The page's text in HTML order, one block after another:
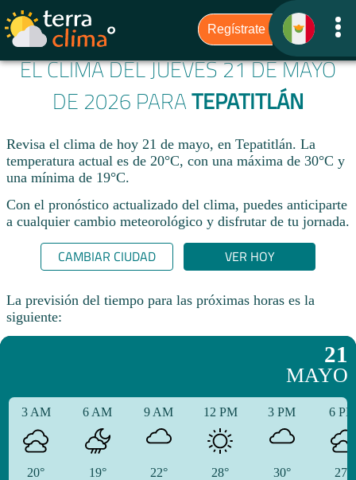
EL CLIMA DEL JUEVES 21 DE MAYO
DE 2026 PARATEPATITLÁN
Revisa el clima de hoy 21 de mayo, en Tepatitlán. La
temperatura actual es de 20°C, con una máxima de 30°C y
una mínima de 19°C.​
Con el pronóstico actualizado del clima, puedes anticiparte
a cualquier cambio meteorológico y disfrutar de tu jornada.​
CAMBIAR CIUDAD VER HOY
La previsión del tiempo para las próximas horas es la
siguiente:
21
MAYO
3 AM
20°
6 AM
19°
9 AM
22°
12 PM
28°
3 PM
30°
6
27°